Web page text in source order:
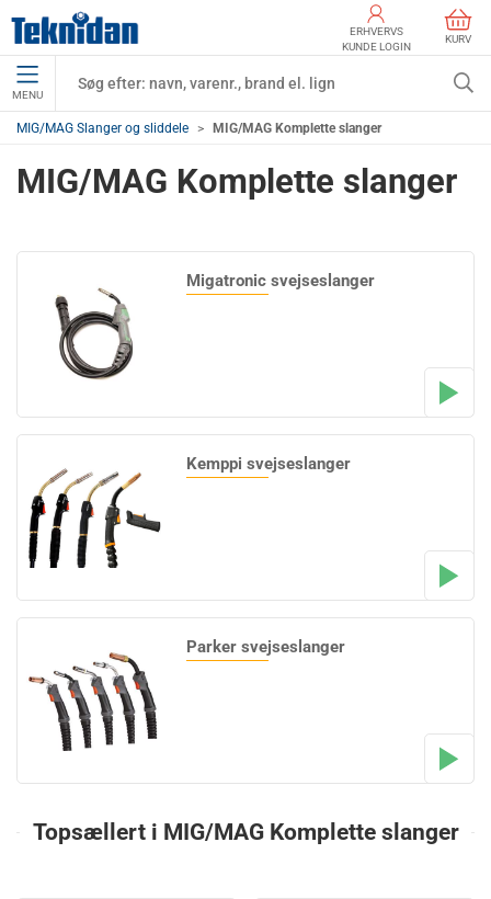
ERHVERVS
KUNDE LOGIN
KURV
MENU
MIG/MAG Slanger og sliddele MIG/MAG Komplette slanger
MIG/MAG Komplette slanger
Migatronic svejseslanger
Kemppi svejseslanger
Parker svejseslanger
Topsællert i MIG/MAG Komplette slanger